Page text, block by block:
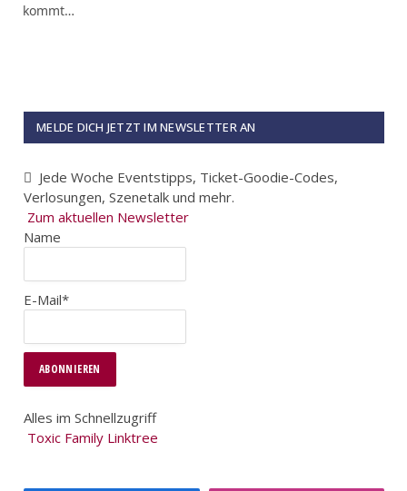
kommt…
MELDE DICH JETZT IM NEWSLETTER AN
Jede Woche Eventstipps, Ticket-Goodie-Codes,
Verlosungen, Szenetalk und mehr.
Zum aktuellen Newsletter
Name
E-Mail*
Alles im Schnellzugriff
Toxic Family Linktree